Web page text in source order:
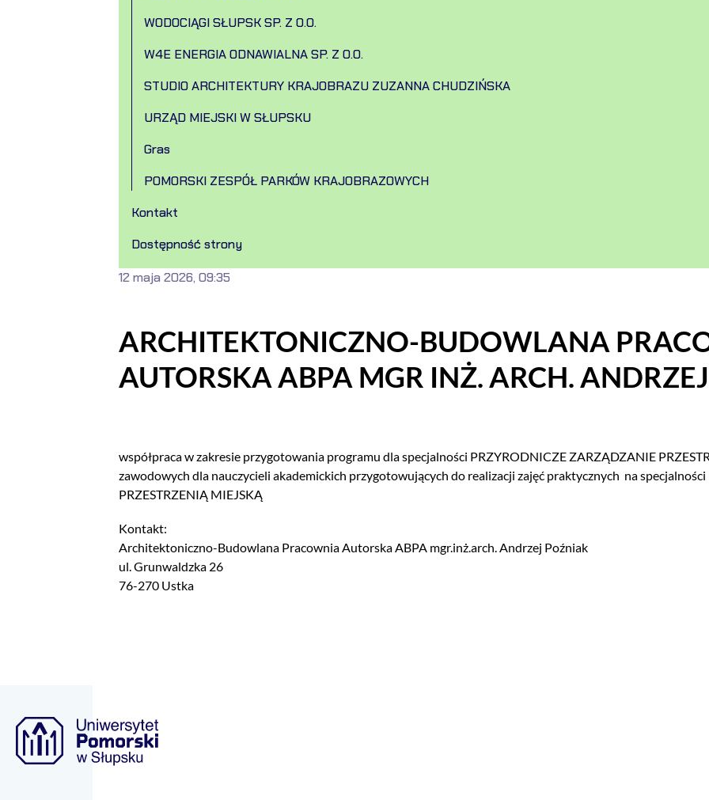
WODOCIĄGI SŁUPSK SP. Z O.O.
W4E ENERGIA ODNAWIALNA SP. Z O.O.
STUDIO ARCHITEKTURY KRAJOBRAZU ZUZANNA CHUDZIŃSKA
URZĄD MIEJSKI W SŁUPSKU
Gras
POMORSKI ZESPÓŁ PARKÓW KRAJOBRAZOWYCH
Kontakt
Dostępność strony
ARCHITEKTONICZNO-BUDOWLANA
AUTORSKA ABPA MGR INŻ. ARCH.
12 maja 2026, 09:35
współpraca w zakresie przygotowania programu dla specjalności PRZYRODNICZE ZARZĄDZANIE
zawodowych dla nauczycieli akademickich przygotowujących do realizacji zajęć praktycznych na
PRZESTRZENIĄ MIEJSKĄ
Kontakt:
Architektoniczno-Budowlana Pracownia Autorska ABPA mgr.inż.arch. Andrzej Poźniak
ul. Grunwaldzka 26
76-270 Ustka